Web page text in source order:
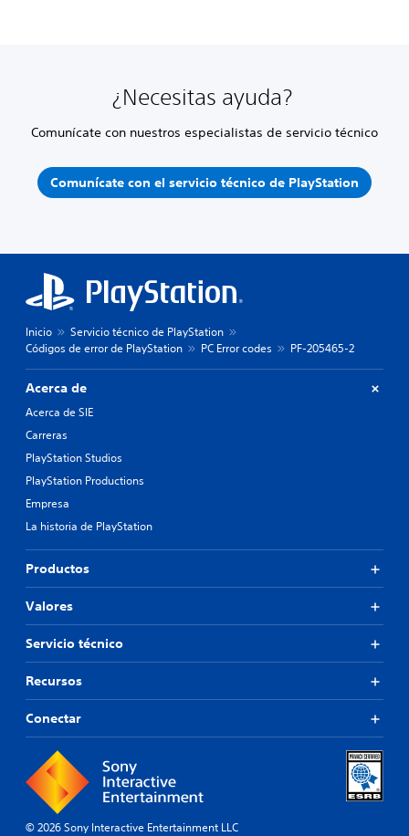
¿Necesitas ayuda?
Comunícate con nuestros especialistas de servicio técnico
Comunícate con el servicio técnico de PlayStation
Inicio
Servicio técnico de PlayStation
Códigos de error de PlayStation
PC Error codes PF-205465-2
Acerca de
Acerca de SIE
Carreras
PlayStation Studios
PlayStation Productions
Empresa
La historia de PlayStation
Productos
Valores
Servicio técnico
Recursos
Conectar
© 2026 Sony Interactive Entertainment LLC